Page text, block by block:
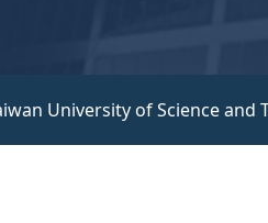
University of Science and